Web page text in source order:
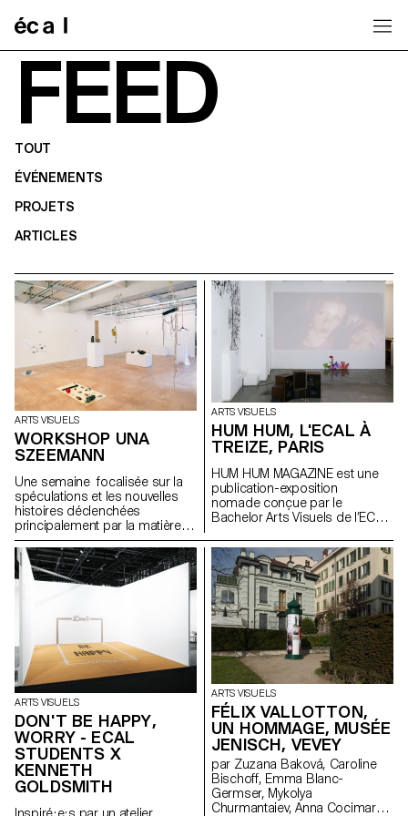
FEED
TOUT
ÉVÉNEMENTS
PROJETS
ARTICLES
ARTS VISUELS
WORKSHOP UNA
SZEEMANN
Une semaine focalisée sur la
spéculations et les nouvelles
histoires déclenchées
principalement par la matière
avec l'artiste Una Szeemann.
Les étudiant.exs ont orienté
leurs réflexions sur le pouvoir
des objets, du point de vue de
oriented ontology, de la
ARTS VISUELS
HUM HUM, L'ECAL À
TREIZE, PARIS
HUM HUM MAGAZINE est une
publication-exposition
nomade conçue par le
Bachelor Arts Visuels de l’ECAL
la galerie parisienne Treize.
Organisée autour d'une série
d'invitations, chaque édition est
pensée par les étudiant·e·s du
Bachelor Arts Visuels comme
une exposition facilement
diffusable et activable à l’infini. À
l’occasion du lancement de
son premier numéro, HUM
HUM MAGAZINE investit Treize à
Paris pour y déployer son
sommaire à l’échelle du lieu. Un
projet initié par Philippe
Decrauzat, Gallien Déjean et
Stéphane Kropf.
ARTS VISUELS
DON'T BE HAPPY,
WORRY - ECAL
STUDENTS X
KENNETH
GOLDSMITH
Inspiré·e·s par un atelier
ARTS VISUELS
FÉLIX VALLOTTON,
UN HOMMAGE, MUSÉE
JENISCH, VEVEY
par Zuzana Baková, Caroline
Bischoff, Emma Blanc-
Germser, Mykolya
Churmantaiev, Anna Cocimarov,